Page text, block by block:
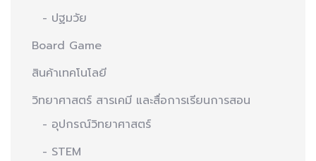
- ปฐมวัย
Board Game
สินค้าเทคโนโลยี
วิทยาศาสตร์ สารเคมี และสื่อการเรียนการสอน
- อุปกรณ์วิทยาศาสตร์
- STEM